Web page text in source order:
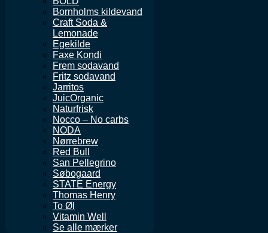
Bornholms kildevand
Craft Soda &
Lemonade
Egekilde
Faxe Kondi
Frem sodavand
Fritz sodavand
Jarritos
JuicOrganic
Naturfrisk
Nocco – No carbs
NODA
Nørrebrew
Red Bull
San Pellegrino
Søbogaard
STATE Energy
Thomas Henry
To Øl
Vitamin Well
Se alle mærker